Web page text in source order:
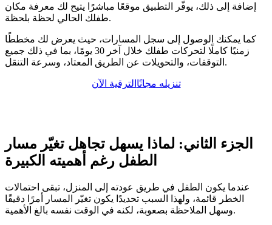
إضافة إلى ذلك، يوفّر التطبيق موقعًا مباشرًا يتيح لك معرفة مكان
طفلك الحالي لحظة بلحظة.
كما يمكنك الوصول إلى سجل المسارات، حيث يعرض لك مخططًا
زمنيًا كاملًا لتحركات طفلك خلال آخر 30 يومًا، بما في ذلك جميع
التوقفات، والتحويلات عن الطريق المعتاد، وسرعة التنقل.
تنزيله مجانًا الترقية الآن
الجزء الثاني: لماذا يسهل تجاهل تغيّر مسار
الطفل رغم أهميته الكبيرة
عندما يكون الطفل في طريق عودته إلى المنزل، تبقى احتمالات
الخطر قائمة، ولهذا السبب تحديدًا يكون تغيّر المسار أمرًا دقيقًا
وسهل الملاحظة بصعوبة، لكنه في الوقت نفسه بالغ الأهمية.